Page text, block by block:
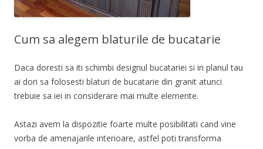
Cum sa alegem blaturile de bucatarie
Daca doresti sa iti schimbi designul bucatariei si in planul tau
ai dori sa folosesti blaturi de bucatarie din granit atunci
trebuie sa iei in considerare mai multe elemente.
Astazi avem la dispozitie foarte multe posibilitati cand vine
vorba de amenajarile interioare, astfel poti transforma